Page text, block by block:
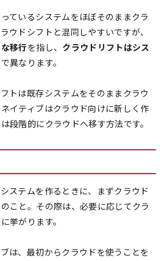
ているシステムをほぼそのままクラ
ウドシフトと混同しやすいですが、
移行を指し、 クラウドリフトはシス
異なります。
トは既存システムをそのままクラウ
イティブはクラウド向けに新しく作
段階的にクラウドへ移す方法です。
ステムを作るときに、まずクラウド
こと。その際は、必要に応じてクラ
挙がります。
は、最初からクラウドを使うことを